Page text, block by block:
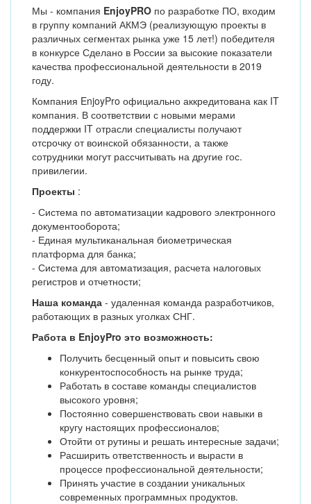
Мы - компания EnjoyPRO по разработке ПО, входим
в группу компаний АКМЭ (реализующую проекты в
различных сегментах рынка уже 15 лет!) победителя
в конкурсе Сделано в России за высокие показатели
качества профессиональной деятельности в 2019
году.
Компания EnjoyPro официально аккредитована как IT
компания. В соответствии с новыми мерами
поддержки IT отрасли специалисты получают
отсрочку от воинской обязанности, а также
сотрудники могут рассчитывать на другие гос.
привилегии.
Проекты :
- Система по автоматизации кадрового электронного
документооборота;
- Единая мультиканальная биометрическая
платформа для банка;
- Система для автоматизация, расчета налоговых
регистров и отчетности;
Наша команда - удаленная команда разработчиков,
работающих в разных уголках СНГ.
Работа в EnjoyPro это возможность:
Получить бесценный опыт и повысить свою
конкурентоспособность на рынке труда;
Работать в составе команды специалистов
высокого уровня;
Постоянно совершенствовать свои навыки в
кругу настоящих профессионалов;
Отойти от рутины и решать интересные задачи;
Расширить ответственность и вырасти в
процессе профессиональной деятельности;
Принять участие в создании уникальных
современных программных продуктов.